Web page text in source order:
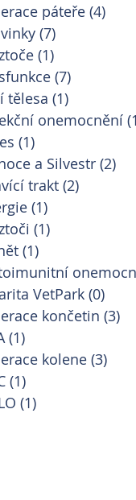
páteře (4)
(7)
(1)
(7)
tělesa (1)
onemocnění
(1)
a Silvestr (2)
trakt (2)
(1)
(1)
(1)
VetPark (0)
končetin (3)
(1)
kolene (3)
(1)
(1)